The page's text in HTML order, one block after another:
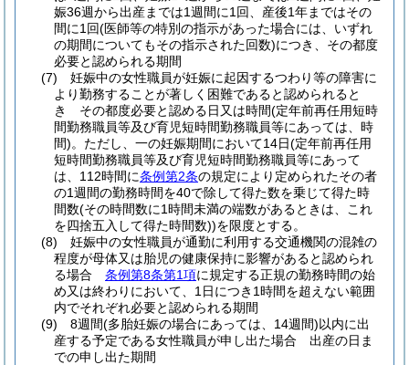
娠36週から出産までは1週間に1回、産後1年まではその
間に1回(医師等の特別の指示があった場合には、いずれ
の期間についてもその指示された回数)につき、その都度
必要と認められる期間
(7)
妊娠中の女性職員が妊娠に起因するつわり等の障害に
より勤務することが著しく困難であると認められると
き その都度必要と認める日又は時間(定年前再任用短時
間勤務職員等及び育児短時間勤務職員等にあっては、時
間)。 ただし、一の妊娠期間において14日(定年前再任用
短時間勤務職員等及び育児短時間勤務職員等にあって
は、112時間に条例第2条の規定により定められたその者
の1週間の勤務時間を40で除して得た数を乗じて得た時
間数(その時間数に1時間未満の端数があるときは、これ
を四捨五入して得た時間数))を限度とする。
(8)
妊娠中の女性職員が通勤に利用する交通機関の混雑の
程度が母体又は胎児の健康保持に影響があると認められ
る場合 条例第8条第1項に規定する正規の勤務時間の始
め又は終わりにおいて、1日につき1時間を超えない範囲
内でそれぞれ必要と認められる期間
(9)
8週間(多胎妊娠の場合にあっては、14週間)以内に出
産する予定である女性職員が申し出た場合 出産の日ま
での申し出た期間